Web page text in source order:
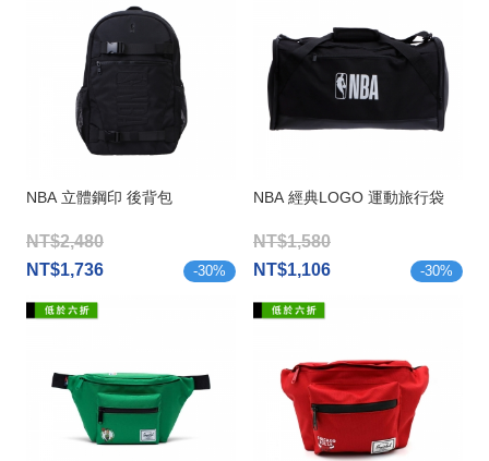
NBA 立體鋼印 後背包
NT$2,480
NT$1,736
-30%
NBA 經典LOGO 運動旅行袋
NT$1,580
NT$1,106
-30%